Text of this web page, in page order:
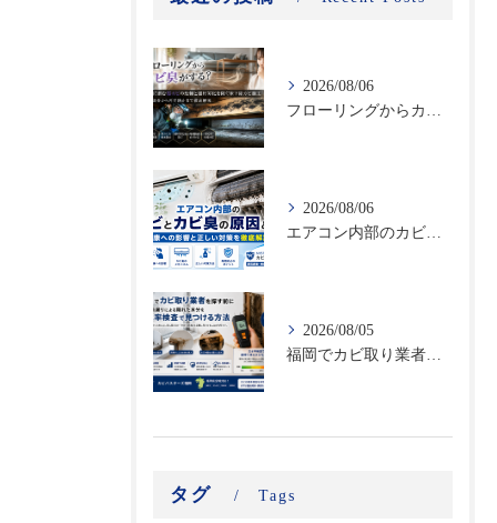
2026/08/06
2026/08/06
2026/08/05
タグ Tags